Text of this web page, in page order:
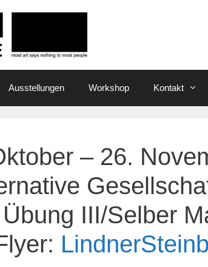
Ausstellungen Workshop Kontakt
– 26.
Übung III/Selber